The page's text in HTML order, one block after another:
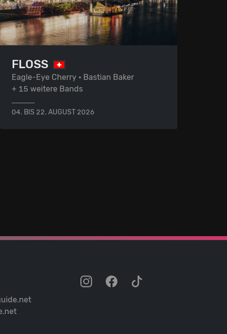
FLOSS
Eagle-Eye Cherry • Bastian Baker
+ 15 weitere Bands
04. BIS 22. AUGUST 2026